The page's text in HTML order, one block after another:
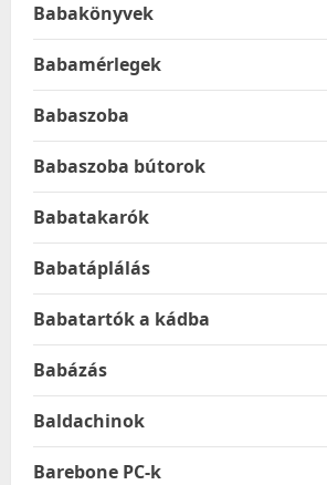
Babakönyvek
Babamérlegek
Babaszoba
Babaszoba bútorok
Babatakarók
Babatáplálás
Babatartók a kádba
Babázás
Baldachinok
Barebone PC-k